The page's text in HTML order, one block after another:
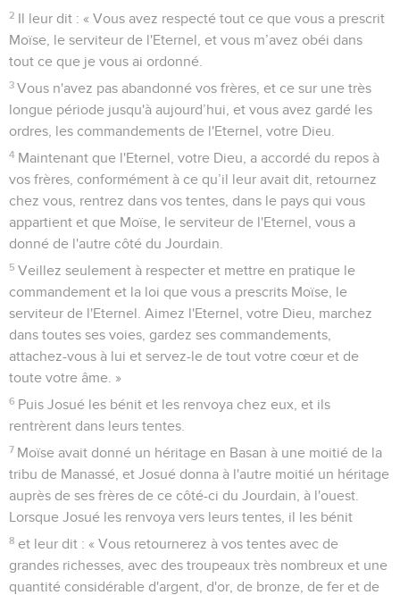
2 Il leur dit : « Vous avez respecté tout ce que vous a prescrit
Moïse, le serviteur de l'Eternel, et vous m’avez obéi dans
tout ce que je vous ai ordonné.
3 Vous n'avez pas abandonné vos frères, et ce sur une très
longue période jusqu'à aujourd’hui, et vous avez gardé les
ordres, les commandements de l'Eternel, votre Dieu.
4 Maintenant que l'Eternel, votre Dieu, a accordé du repos à
vos frères, conformément à ce qu’il leur avait dit, retournez
chez vous, rentrez dans vos tentes, dans le pays qui vous
appartient et que Moïse, le serviteur de l'Eternel, vous a
donné de l'autre côté du Jourdain.
5 Veillez seulement à respecter et mettre en pratique le
commandement et la loi que vous a prescrits Moïse, le
serviteur de l'Eternel. Aimez l'Eternel, votre Dieu, marchez
dans toutes ses voies, gardez ses commandements,
attachez-vous à lui et servez-le de tout votre cœur et de
toute votre âme. »
6 Puis Josué les bénit et les renvoya chez eux, et ils
rentrèrent dans leurs tentes.
7 Moïse avait donné un héritage en Basan à une moitié de la
tribu de Manassé, et Josué donna à l'autre moitié un héritage
auprès de ses frères de ce côté-ci du Jourdain, à l'ouest.
Lorsque Josué les renvoya vers leurs tentes, il les bénit
8 et leur dit : « Vous retournerez à vos tentes avec de
grandes richesses, avec des troupeaux très nombreux et une
quantité considérable d'argent, d'or, de bronze, de fer et de